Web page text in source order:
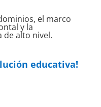
el marco
y la
alto nivel.
educativa!